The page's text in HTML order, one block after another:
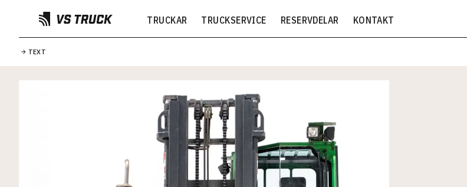
TRUCKAR TRUCKSERVICE RESERVDELAR KONTAKT
TEXT